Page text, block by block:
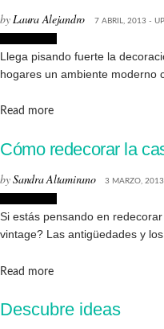
by Laura Alejandro 7 ABRIL, 2013 -
Llega pisando fuerte la
hogares un ambiente moderno
Read moreDetails
Cómo redecorar la
bySandra Altamirano 3 MARZO,
Si estás pensando en
vintage? Las antigüedades y los
Read moreDetails
Descubre ideas